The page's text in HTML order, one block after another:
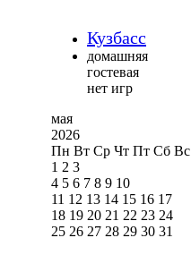
Кузбасс
домашняя
гостевая
нет игр
мая
2026
Пн Вт Ср Чт Пт Сб Вс
1 2 3
4 5 6 7 8 9 10
11 12 13 14 15 16 17
18 19 20 21 22 23 24
25 26 27 28 29 30 31